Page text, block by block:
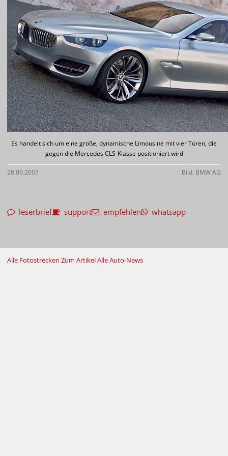
Es handelt sich um eine große, dynamische Limousine mit vier Türen, die
gegen die Mercedes CLS-Klasse positioniert wird
28.09.2007 Bild: BMW AG
leserbrief support empfehlen whatsapp
Alle Fotostrecken Zum ArtikelAlle Auto-News